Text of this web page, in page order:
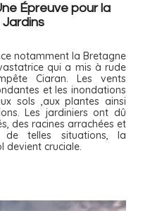
Épreuve pour la
notamment la Bretagne
qui a mis à rude
Ciaran. Les vents
et les inondations
sols ,aux plantes ainsi
Les jardiniers ont dû
des racines arrachées et
de telles situations, la
devient cruciale.